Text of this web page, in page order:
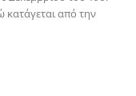
κατάγεται από την